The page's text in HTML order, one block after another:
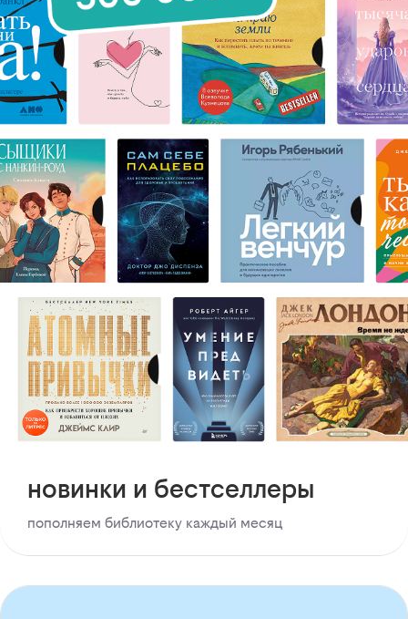
новинки и бестселлеры
пополняем библиотеку каждый месяц